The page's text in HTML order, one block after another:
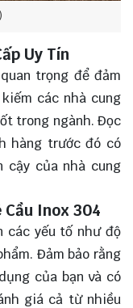
Uy Tín
trọng để đảm
các nhà cung
trong ngành. Đọc
hàng trước đó có
cậy của nhà cung
Cầu Inox 304
các yếu tố như độ
Đảm bảo rằng
của bạn và có
giá cả từ nhiều